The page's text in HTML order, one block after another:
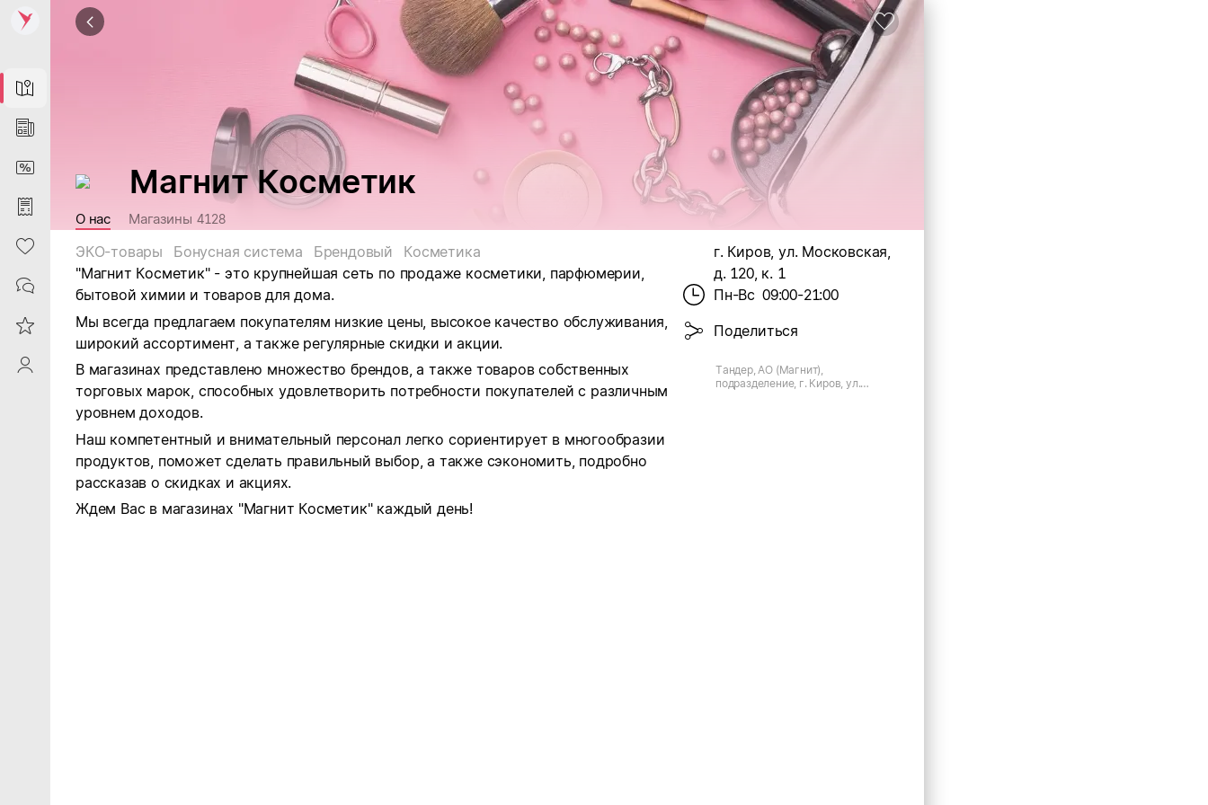
Map
News
DiscountCard
Purchases
Heart
Contacts
Reviews
ProfileSaby
Магнит Косметик
О нас Магазины 4128
ЭКО-товары Бонусная система Брендовый
Косметика
"Магнит Косметик" - это крупнейшая сеть по продаже косметики, парфюмерии,
бытовой химии и товаров для дома.
Мы всегда предлагаем покупателям низкие цены, высокое качество обслуживания,
широкий ассортимент, а также регулярные скидки и акции.
В магазинах представлено множество брендов, а также товаров собственных
торговых марок, способных удовлетворить потребности покупателей с различным
уровнем доходов.
Наш компетентный и внимательный персонал легко сориентирует в многообразии
продуктов, поможет сделать правильный выбор, а также сэкономить, подробно
рассказав о скидках и акциях.
Ждем Вас в магазинах "Магнит Косметик" каждый день!
г. Киров, ул. Московская,
д. 120, к. 1
Пн-Вс 09:00-21:00
Поделиться
Тандер, АО (Магнит),
подразделение, г. Киров, ул.